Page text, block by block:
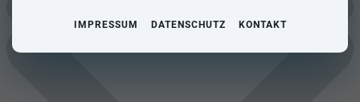
IMPRESSUM DATENSCHUTZ KONTAKT